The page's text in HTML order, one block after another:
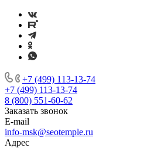
+7 (499) 113-13-74
+7 (499) 113-13-74
8 (800) 551-60-62
Заказать звонок
E-mail
info-msk@seotemple.ru
Адрес